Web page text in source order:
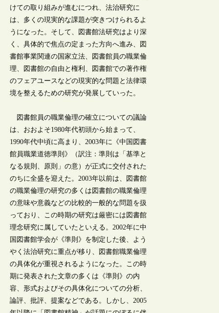
けての取り組みが進むにつれ、法治研究に
は、多くの現実的な課題が突きつけられるよ
うになった。そして、図書館法研究はより深
く、具体的で焦点の定まった方向へ進み、図
書館事業関連の国家立法、図書館員の職業倫
理、図書館の自由と権利、図書館での著作権
のフェアユースなどの現実的な問題と法律環
境を整えるための研究が発展していった。
図書館員の職業倫理の確立についての議論
は、おおよそ1980年代初頭から始まって、
1990年代中頃に高まり、2003年に《中国図書
館員職業道徳準則》（訳注：準則は「基準と
なる規則、原則」の意）が正式に交付された
のちに全盛を迎えた。2003年以前は、図書館
の職業倫理の研究の多くは図書館の職業倫理
の意味や意義などの比較的一般的な問題を扱
っており、この時期の研究は厳密には図書館
理念研究に属していたといえる。2002年に中
国図書館学会が《準則》を制定した後、よう
やく法治研究に重点が移り、図書館職業倫理
の具体化が重視されるようになった。この時
期に発表された文章の多くは《準則》の内
容、形式およびその具体化についての分析、
論評、批評、提案などである。しかし、2005